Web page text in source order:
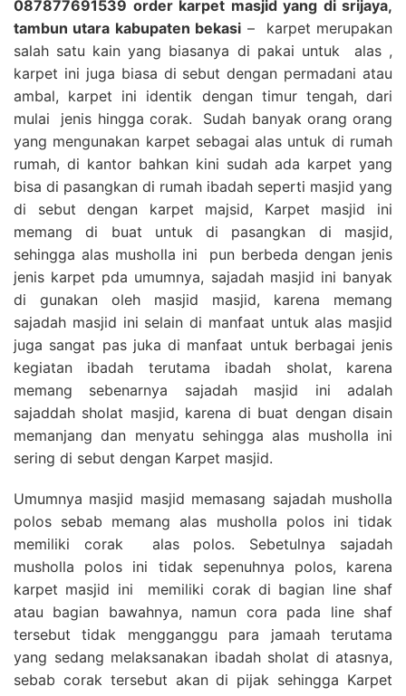
087877691539 order karpet masjid yang di srijaya,
tambun utara kabupaten bekasi – karpet merupakan
salah satu kain yang biasanya di pakai untuk alas ,
karpet ini juga biasa di sebut dengan permadani atau
ambal, karpet ini identik dengan timur tengah, dari
mulai jenis hingga corak. Sudah banyak orang orang
yang mengunakan karpet sebagai alas untuk di rumah
rumah, di kantor bahkan kini sudah ada karpet yang
bisa di pasangkan di rumah ibadah seperti masjid yang
di sebut dengan karpet majsid, Karpet masjid ini
memang di buat untuk di pasangkan di masjid,
sehingga alas musholla ini pun berbeda dengan jenis
jenis karpet pda umumnya, sajadah masjid ini banyak
di gunakan oleh masjid masjid, karena memang
sajadah masjid ini selain di manfaat untuk alas masjid
juga sangat pas juka di manfaat untuk berbagai jenis
kegiatan ibadah terutama ibadah sholat, karena
memang sebenarnya sajadah masjid ini adalah
sajaddah sholat masjid, karena di buat dengan disain
memanjang dan menyatu sehingga alas musholla ini
sering di sebut dengan Karpet masjid.
Umumnya masjid masjid memasang sajadah musholla
polos sebab memang alas musholla polos ini tidak
memiliki corak alas polos. Sebetulnya sajadah
musholla polos ini tidak sepenuhnya polos, karena
karpet masjid ini memiliki corak di bagian line shaf
atau bagian bawahnya, namun cora pada line shaf
tersebut tidak mengganggu para jamaah terutama
yang sedang melaksanakan ibadah sholat di atasnya,
sebab corak tersebut akan di pijak sehingga Karpet